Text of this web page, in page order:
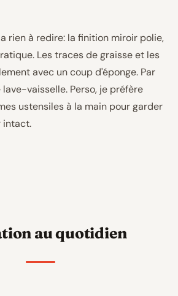
rien à redire: la finition miroir polie,
Les traces de graisse et les
avec un coup d'éponge. Par
vaisselle. Perso, je préfère
ustensiles à la main pour garder
intact.
au quotidien